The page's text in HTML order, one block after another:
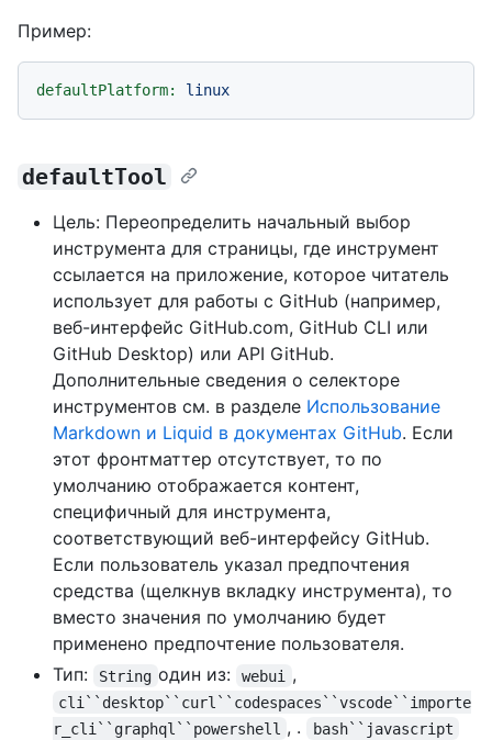
Пример:
defaultPlatform: linux
defaultTool
Цель: Переопределить начальный выбор
инструмента для страницы, где инструмент
ссылается на приложение, которое читатель
использует для работы с GitHub (например,
веб-интерфейс GitHub.com, GitHub CLI или
GitHub Desktop) или API GitHub.
Дополнительные сведения о селекторе
инструментов см. в разделе Использование
Markdown и Liquid в документах GitHub. Если
этот фронтматтер отсутствует, то по
умолчанию отображается контент,
специфичный для инструмента,
соответствующий веб-интерфейсу GitHub.
Если пользователь указал предпочтения
средства (щелкнув вкладку инструмента), то
вместо значения по умолчанию будет
применено предпочтение пользователя.
Тип:
String один из: webui ,
cli``desktop``curl``codespaces``vscode``importe
r_cli``graphql``powershell , . bash``javascript